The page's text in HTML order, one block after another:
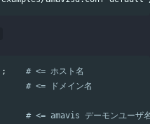
;
# <= ホスト名
# <= ドメイン名
# <= amavis デーモンユーザ